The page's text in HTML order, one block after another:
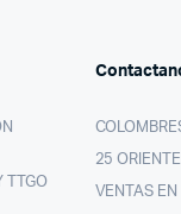
TTGO
25
VENTAS